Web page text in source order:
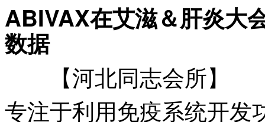
ABIVAX在艾滋＆肝炎大
数据
【河北同志会所】
专注于利用免疫系统开发